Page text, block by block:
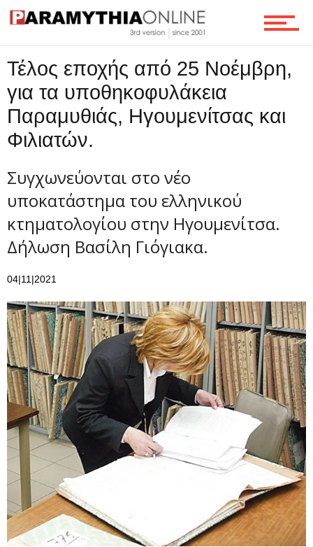
Ροή
Επικοινωνία
Τέλος εποχής από 25 Νοέμβρη,
για τα υποθηκοφυλάκεια
Παραμυθιάς, Ηγουμενίτσας και
Φιλιατών.
Συγχωνεύονται στο νέο
υποκατάστημα του ελληνικού
κτηματολογίου στην Ηγουμενίτσα.
Δήλωση Βασίλη Γιόγιακα.
04|11|2021